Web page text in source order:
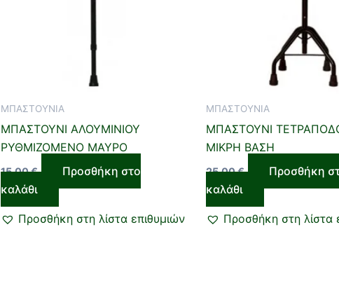
ΜΠΑΣΤΟΥΝΙΑ
ΜΠΑΣΤΟΥΝΙ ΑΛΟΥΜΙΝΙΟΥ
ΡΥΘΜΙΖΟΜΕΝΟ ΜΑΥΡΟ
15,00€
Προσθήκη στο
καλάθι
Προσθήκη στη λίστα επιθυμιών
ΜΠΑΣΤΟΥΝΙΑ
ΜΠΑΣΤΟΥΝΙ
ΜΙΚΡΗ ΒΑΣΗ
25,00€
Προσθήκη
καλάθι
Προσθήκη στη λίστα